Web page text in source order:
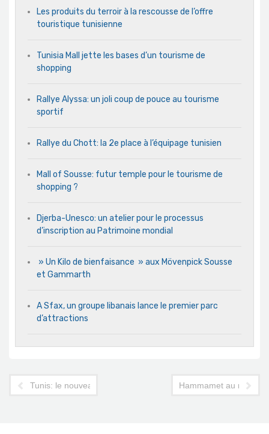
Les produits du terroir à la rescousse de l’offre
touristique tunisienne
Tunisia Mall jette les bases d’un tourisme de
shopping
Rallye Alyssa: un joli coup de pouce au tourisme
sportif
Rallye du Chott: la 2e place à l’équipage tunisien
Mall of Sousse: futur temple pour le tourisme de
shopping ?
Djerba-Unesco: un atelier pour le processus
d’inscription au Patrimoine mondial
» Un Kilo de bienfaisance » aux Mövenpick Sousse
et Gammarth
A Sfax, un groupe libanais lance le premier parc
d’attractions
Tunis: le nouveau visage de l'Avenue Hammamet au rythme